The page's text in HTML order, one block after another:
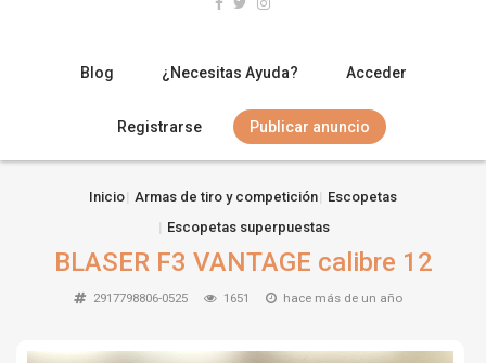
Blog ¿Necesitas Ayuda? Acceder
Registrarse Publicar anuncio
Inicio Armas de tiro y competición
Escopetas
Escopetas superpuestas
BLASER F3 VANTAGE calibre 12
2917798806-0525 1651 hace más de un año